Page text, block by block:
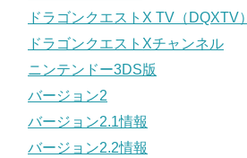
ドラゴンクエストX TV（DQXTV）
ドラゴンクエストXチャンネル
ニンテンドー3DS版
バージョン2
バージョン2.1情報
バージョン2.2情報